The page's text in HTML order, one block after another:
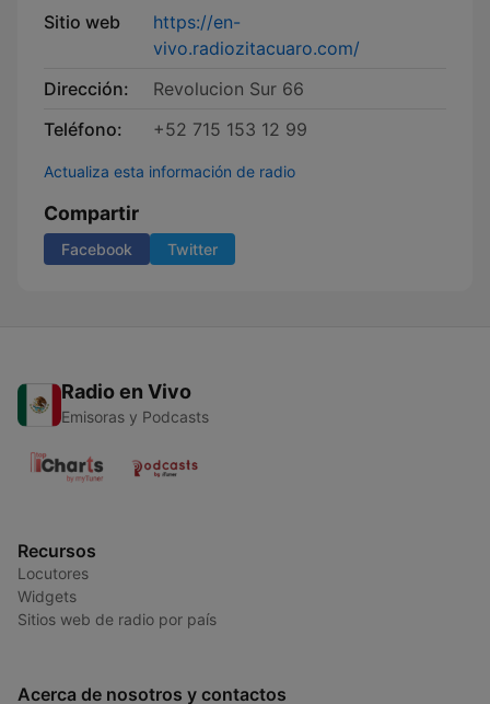
Sitio web
https://en-
vivo.radiozitacuaro.com/
Dirección:
Revolucion Sur 66
Teléfono:
+52 715 153 12 99
Actualiza esta información de radio
Compartir
Facebook Twitter
Radio en Vivo
Emisoras y Podcasts
Recursos
Locutores
Widgets
Sitios web de radio por país
Acerca de nosotros y contactos